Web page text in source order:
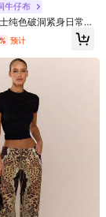
L32
牛仔布
纯色破洞紧身日常搭
预计